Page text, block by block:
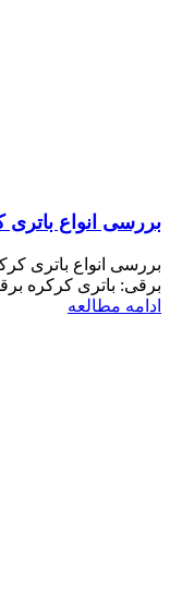
بررسی انواع
بررسی انواع باتری
برقی: باتری کرکره
ادامه مطالعه